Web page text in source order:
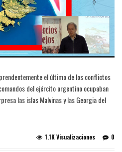
el último de los conflictos
del ejército argentino ocupaban
las islas Malvinas y las Georgia del
0
1.1K Visualizaciones